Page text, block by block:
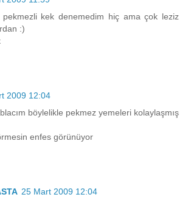
kek denemedim hiç ama çok leziz
:)
2009 12:04
böylelikle pekmez yemeleri kolaylaşmış
enfes görünüyor
25 Mart 2009 12:04